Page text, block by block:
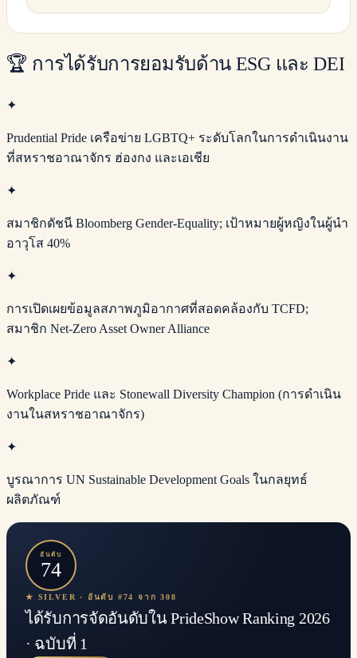
🏆 การได้รับการยอมรับด้าน ESG และ DEI
✦
Prudential Pride เครือข่าย LGBTQ+ ระดับโลกในการดำเนินงาน
ที่สหราชอาณาจักร ฮ่องกง และเอเชีย
✦
สมาชิกดัชนี Bloomberg Gender-Equality; เป้าหมายผู้หญิงในผู้นำ
อาวุโส 40%
✦
การเปิดเผยข้อมูลสภาพภูมิอากาศที่สอดคล้องกับ TCFD;
สมาชิก Net-Zero Asset Owner Alliance
✦
Workplace Pride และ Stonewall Diversity Champion (การดำเนิน
งานในสหราชอาณาจักร)
✦
บูรณาการ UN Sustainable Development Goals ในกลยุทธ์
ผลิตภัณฑ์
อันดับ
74
★ SILVER · อันดับ #74 จาก 308
ได้รับการจัดอันดับใน PrideShow Ranking 2026
· ฉบับที่ 1